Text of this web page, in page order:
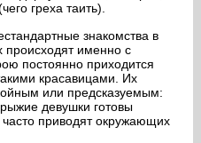
греха таить).
знакомства в
именно с
постоянно приходится
красавицами. Их
или предсказуемым:
девушки готовы
приводят окружающих